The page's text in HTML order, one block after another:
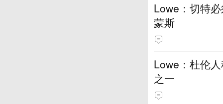
Lowe：切特
蒙斯
Lowe：杜伦
之一